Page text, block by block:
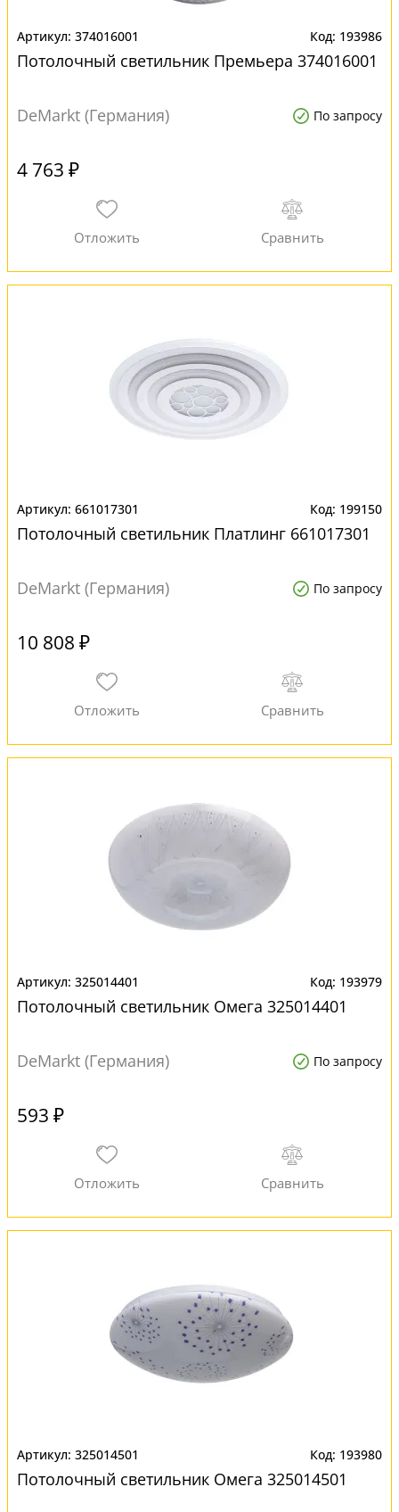
374016001 193986
Потолочный светильник Премьера 374016001
DeMarkt (Германия) По запросу
4 763 ₽
661017301 199150
Потолочный светильник Платлинг 661017301
DeMarkt (Германия) По запросу
10 808 ₽
325014401 193979
Потолочный светильник Омега 325014401
DeMarkt (Германия) По запросу
593 ₽
325014501 193980
Потолочный светильник Омега 325014501